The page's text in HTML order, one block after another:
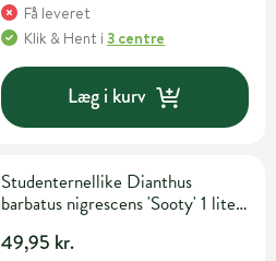
Få leveret
Klik & Hent i3 centre
Læg i kurv
Studenternellike Dianthus
barbatus nigrescens 'Sooty' 1 liter
49,95 kr.